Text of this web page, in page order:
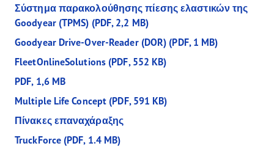
Σύστημα παρακολούθησης πίεσης ελαστικών της
Goodyear (TPMS) (PDF, 2,2 MB)
Goodyear Drive-Over-Reader (DOR) (PDF, 1 MB)
FleetOnlineSolutions (PDF, 552 KB)
PDF, 1,6 MB
Multiple Life Concept (PDF, 591 KB)
Πίνακες επαναχάραξης
TruckForce (PDF, 1.4 MB)